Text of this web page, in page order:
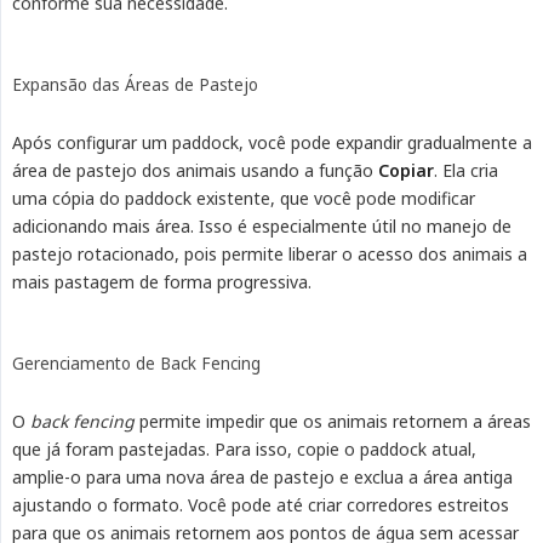
Expansão das Áreas de Pastejo
Após configurar um paddock, você pode expandir gradualmente a
área de pastejo dos animais usando a função Copiar. Ela cria
uma cópia do paddock existente, que você pode modificar
adicionando mais área. Isso é especialmente útil no manejo de
pastejo rotacionado, pois permite liberar o acesso dos animais a
mais pastagem de forma progressiva.
Gerenciamento de Back Fencing
O back fencing permite impedir que os animais retornem a áreas
que já foram pastejadas. Para isso, copie o paddock atual,
amplie-o para uma nova área de pastejo e exclua a área antiga
ajustando o formato. Você pode até criar corredores estreitos
para que os animais retornem aos pontos de água sem acessar